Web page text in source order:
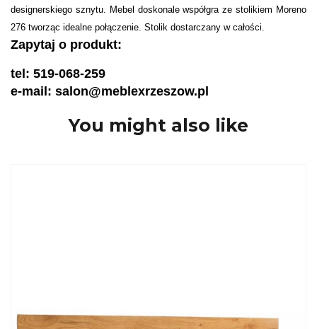
designerskiego sznytu. Mebel doskonale współgra ze stolikiem Moreno
276 tworząc idealne połączenie. Stolik dostarczany w całości.
Zapytaj o produkt:
tel: 519-068-259
e-mail: salon@meblexrzeszow.pl
You might also like